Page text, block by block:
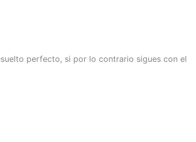
perfecto, si por lo contrario sigues con el